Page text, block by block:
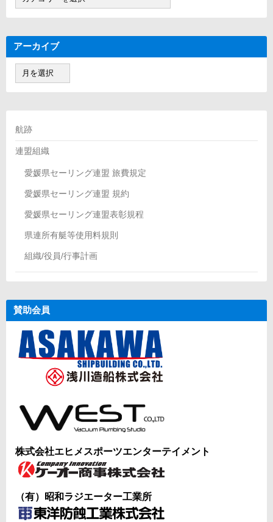
テ
ー
アーカイブ
ー
航跡
連盟組織
愛媛県セーリング連盟 旅費規定
愛媛県セーリング連盟 規約
愛媛県セーリング連盟表彰規程
県連所有艇等使用料規則
組織/役員/行事計画
賛助会員
株式会社エヒメスポーツエンターテイメント
（有）昭和ラジエーター工業所